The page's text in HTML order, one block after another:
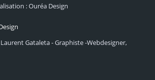
: Ouréa Design
Gataleta - Graphiste -Webdesigner,